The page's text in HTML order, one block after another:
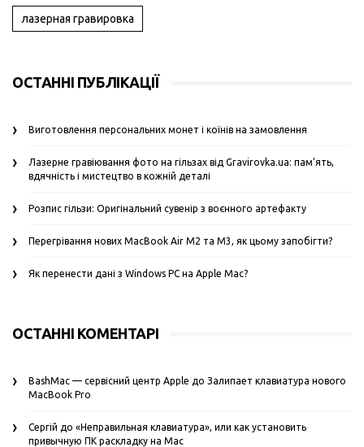
лазерная гравировка
ОСТАННІ ПУБЛІКАЦІЇ
Виготовлення персональних монет і коїнів на замовлення
Лазерне гравіювання фото на гільзах від Gravirovka.ua: пам’ять,
вдячність і мистецтво в кожній деталі
Розпис гільзи: Оригінальний сувенір з воєнного артефакту
Перегрівання нових MacBook Air M2 та M3, як цьому запобігти?
Як перенести дані з Windows PC на Apple Mac?
ОСТАННІ КОМЕНТАРІ
BashMac — сервісний центр Apple до Залипает клавиатура нового
MacBook Pro
Сергій до «Неправильная клавиатура», или как установить
привычную ПК раскладку на Mac